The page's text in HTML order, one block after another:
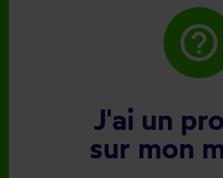
help_outline
J'ai un
sur mon